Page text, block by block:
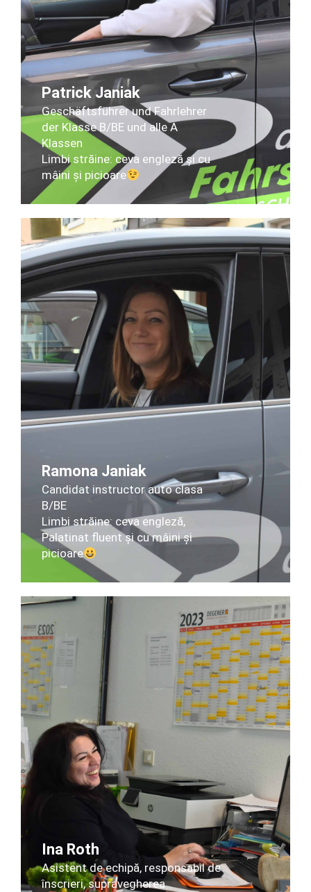
Patrick Janiak
Geschäftsführer und Fahrlehrer
der Klasse B/BE und alle A
Klassen
Limbi străine: ceva engleză și cu
mâini și picioare
Ramona Janiak
Candidat instructor auto clasa
B/BE
Limbi străine: ceva engleză,
Palatinat fluent și cu mâini și
picioare
Ina Roth
Asistent de echipă, responsabil de
înscrieri, supravegherea